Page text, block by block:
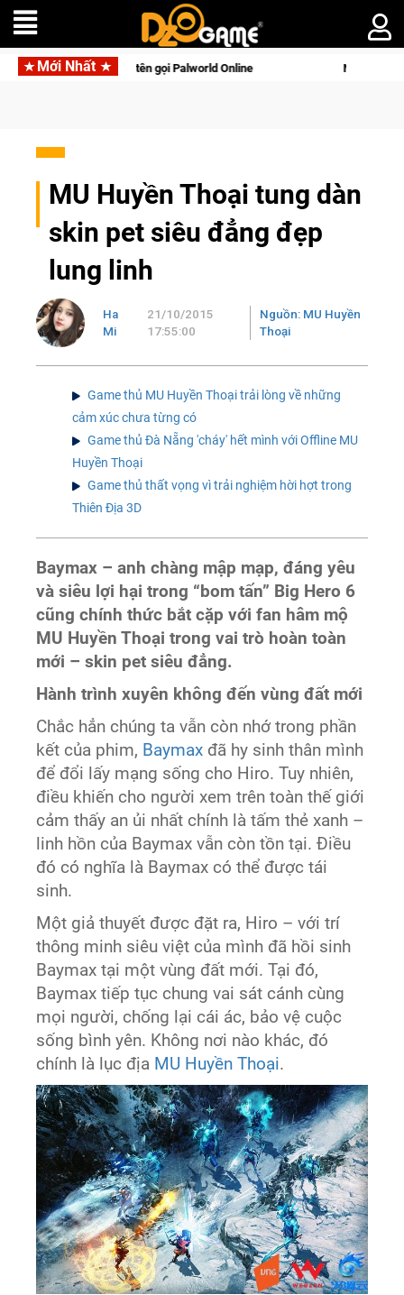
Mới Nhất
gọi Palworld Online Norse Saga Chính Thức Mở Cửa
MU Huyền Thoại tung dàn
skin pet siêu đẳng đẹp
lung linh
Ha
Mi
21/10/2015
17:55:00
Nguồn: MU Huyền
Thoại
Game thủ MU Huyền Thoại trải lòng về những
cảm xúc chưa từng có
Game thủ Đà Nẵng 'cháy' hết mình với Offline MU
Huyền Thoại
Game thủ thất vọng vì trải nghiệm hời hợt trong
Thiên Địa 3D
Baymax – anh chàng mập mạp, đáng yêu
và siêu lợi hại trong “bom tấn” Big Hero 6
cũng chính thức bắt cặp với fan hâm mộ
MU Huyền Thoại trong vai trò hoàn toàn
mới – skin pet siêu đẳng.
Hành trình xuyên không đến vùng đất mới
Chắc hẳn chúng ta vẫn còn nhớ trong phần
kết của phim, Baymax đã hy sinh thân mình
để đổi lấy mạng sống cho Hiro. Tuy nhiên,
điều khiến cho người xem trên toàn thế giới
cảm thấy an ủi nhất chính là tấm thẻ xanh –
linh hồn của Baymax vẫn còn tồn tại. Điều
đó có nghĩa là Baymax có thể được tái
sinh.
Một giả thuyết được đặt ra, Hiro – với trí
thông minh siêu việt của mình đã hồi sinh
Baymax tại một vùng đất mới. Tại đó,
Baymax tiếp tục chung vai sát cánh cùng
mọi người, chống lại cái ác, bảo vệ cuộc
sống bình yên. Không nơi nào khác, đó
chính là lục địa MU Huyền Thoại.